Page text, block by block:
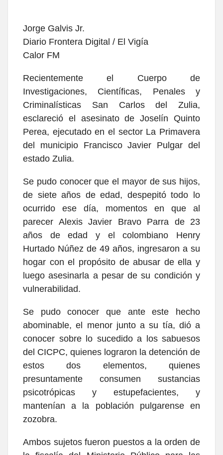
Jorge Galvis Jr.
Diario Frontera Digital / El Vigía
Calor FM
Recientemente el Cuerpo de
Investigaciones, Científicas, Penales y
Criminalísticas San Carlos del Zulia,
esclareció el asesinato de Joselín Quinto
Perea, ejecutado en el sector La Primavera
del municipio Francisco Javier Pulgar del
estado Zulia.
Se pudo conocer que el mayor de sus hijos,
de siete años de edad, despepitó todo lo
ocurrido ese día, momentos en que al
parecer Alexis Javier Bravo Parra de 23
años de edad y el colombiano Henry
Hurtado Núñez de 49 años, ingresaron a su
hogar con el propósito de abusar de ella y
luego asesinarla a pesar de su condición y
vulnerabilidad.
Se pudo conocer que ante este hecho
abominable, el menor junto a su tía, dió a
conocer sobre lo sucedido a los sabuesos
del CICPC, quienes lograron la detención de
estos dos elementos, quienes
presuntamente consumen sustancias
psicotrópicas y estupefacientes, y
mantenían a la población pulgarense en
zozobra.
Ambos sujetos fueron puestos a la orden de